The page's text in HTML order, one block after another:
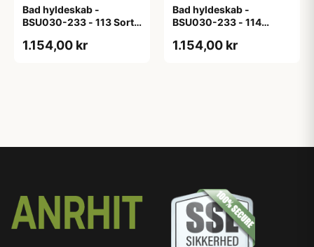
Bad hyldeskab -
BSU030-233 - 113 Sort
1.154,00 kr
Bad hyldeskab -
BSU030-233 - 114
m/eg ABS-kant
1.154,00 kr